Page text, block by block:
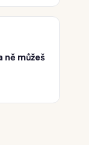
ně můžeš